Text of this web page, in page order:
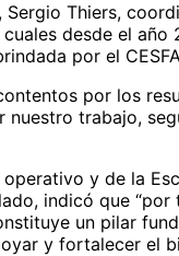
Thiers,
desde el
por el
por los
trabajo,
y de la
indicó que
un pilar
y fortalecer el